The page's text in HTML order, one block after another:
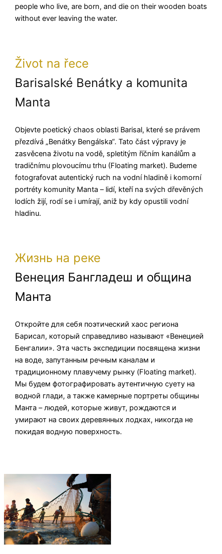
people who live, are born, and die on their wooden boats
without ever leaving the water.
Život na řece
Barisalské Benátky a komunita
Manta
Objevte poetický chaos oblasti Barisal, které se právem
přezdívá „Benátky Bengálska“. Tato část výpravy je
zasvěcena životu na vodě, spletitým říčním kanálům a
tradičnímu plovoucímu trhu (Floating market). Budeme
fotografovat autentický ruch na vodní hladině i komorní
portréty komunity Manta – lidí, kteří na svých dřevěných
lodích žijí, rodí se i umírají, aniž by kdy opustili vodní
hladinu.
Жизнь на реке
Венеция Бангладеш и община
Манта
Откройте для себя поэтический хаос региона
Барисал, который справедливо называют «Венецией
Бенгалии». Эта часть экспедиции посвящена жизни
на воде, запутанным речным каналам и
традиционному плавучему рынку (Floating market).
Мы будем фотографировать аутентичную суету на
водной глади, а также камерные портреты общины
Манта – людей, которые живут, рождаются и
умирают на своих деревянных лодках, никогда не
покидая водную поверхность.